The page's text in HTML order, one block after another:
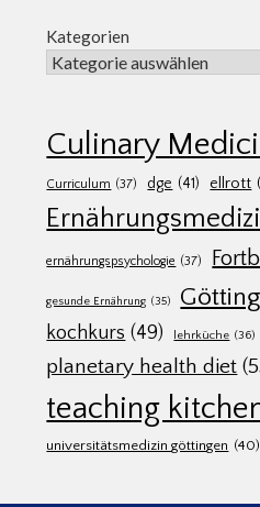
Kategorien
Culinary
Curriculum (37) dge (41) ellrott
ernährungspsychologie (37)
gesunde Ernährung (35)
kochkurs (49) lehrküche (36)
planetary health diet
teaching
universitätsmedizin göttingen (40)